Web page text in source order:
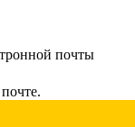
почты